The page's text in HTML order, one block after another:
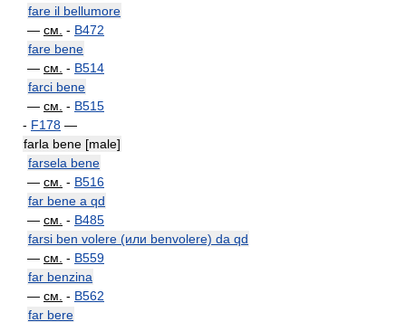
fare il bellumore
— см. - B472
fare bene
— см. - B514
farci bene
— см. - B515
- F178 —
farla bene [male]
farsela bene
— см. - B516
far bene a qd
— см. - B485
farsi ben volere (или benvolere) da qd
— см. - B559
far benzina
— см. - B562
far bere